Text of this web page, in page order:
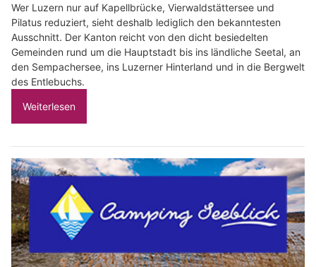
Wer Luzern nur auf Kapellbrücke, Vierwaldstättersee und
Pilatus reduziert, sieht deshalb lediglich den bekanntesten
Ausschnitt. Der Kanton reicht von den dicht besiedelten
Gemeinden rund um die Hauptstadt bis ins ländliche Seetal, an
den Sempachersee, ins Luzerner Hinterland und in die Bergwelt
des Entlebuchs.
Weiterlesen